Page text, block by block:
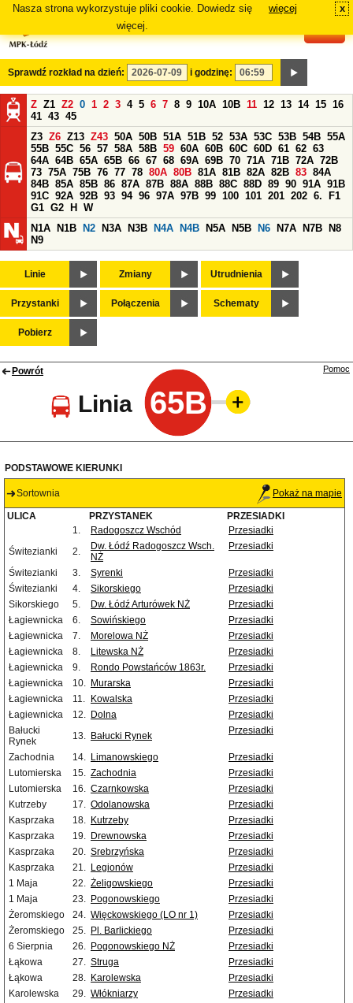
Nasza strona wykorzystuje pliki cookie. Dowiedz się
więcej.
więcej x
Sprawdź rozkład na dzień: i godzinę:
Z Z1 Z2 0 1 2 3 4 5 6 7 8 9 10A 10B 11 12 13 14 15 16
41 43 45
Z3 Z6 Z13 Z43 50A 50B 51A 51B 52 53A 53C 53B 54B 55A
55B 55C 56 57 58A 58B 59 60A 60B 60C 60D 61 62 63
64A 64B 65A 65B 66 67 68 69A 69B 70 71A 71B 72A 72B
73 75A 75B 76 77 78 80A 80B 81A 81B 82A 82B 83 84A
84B 85A 85B 86 87A 87B 88A 88B 88C 88D 89 90 91A 91B
91C 92A 92B 93 94 96 97A 97B 99 100 101 201 202 6.
F1
G1 G2 H
W
N1A
N1B N2 N3A N3B N4A N4B N5A N5B N6 N7A N7B
N8
N9
Linie Zmiany Utrudnienia
Przystanki Połączenia Schematy
Pobierz
Powrót
Linia 65B
Pomoc
PODSTAWOWE KIERUNKI
Sortownia Pokaż na mapie
ULICA PRZYSTANEK
PRZESIADKI
1.
Radogoszcz Wschód
Przesiadki
Świtezianki
2.
Dw. Łódź Radogoszcz Wsch.
NŻ
Przesiadki
Świtezianki 3. Syrenki
Przesiadki
Świtezianki
4. Sikorskiego
Przesiadki
Sikorskiego
5. Dw. Łódź Arturówek NŻ
Przesiadki
Łagiewnicka
6. Sowińskiego
Przesiadki
Łagiewnicka
7. Morelowa NŻ
Przesiadki
Łagiewnicka
8. Litewska NŻ
Przesiadki
Łagiewnicka
9. Rondo Powstańców 1863r.
Przesiadki
Łagiewnicka
10. Murarska
Przesiadki
Łagiewnicka
11. Kowalska
Przesiadki
Łagiewnicka
12. Dolna
Przesiadki
Bałucki
Rynek
13. Bałucki Rynek Przesiadki
Zachodnia 14. Limanowskiego
Przesiadki
Lutomierska
15. Zachodnia
Przesiadki
Lutomierska
16. Czarnkowska
Przesiadki
Kutrzeby
17. Odolanowska
Przesiadki
Kasprzaka
18. Kutrzeby
Przesiadki
Kasprzaka
19. Drewnowska
Przesiadki
Kasprzaka
20. Srebrzyńska
Przesiadki
Kasprzaka
21. Legionów
Przesiadki
1 Maja
22. Żeligowskiego
Przesiadki
1 Maja
23. Pogonowskiego
Przesiadki
Żeromskiego
24. Więckowskiego (LO nr 1)
Przesiadki
Żeromskiego
25. Pl. Barlickiego
Przesiadki
6 Sierpnia
26. Pogonowskiego NŻ
Przesiadki
Łąkowa
27. Struga
Przesiadki
Łąkowa
28. Karolewska
Przesiadki
Karolewska
29. Włókniarzy
Przesiadki